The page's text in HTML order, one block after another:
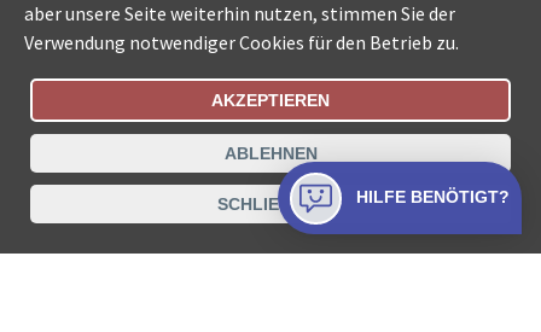
Bestellungsstatus Ämtersuche der Schweiz
Datenschutz Impressum Nutzungsbestimmungen
Kontakt
aber unsere Seite weiterhin nutzen, stimmen Sie der
Verwendung notwendiger Cookies für den Betrieb zu.
AKZEPTIEREN
ABLEHNEN
SCHLIESSEN HILFE BENÖTIGT?